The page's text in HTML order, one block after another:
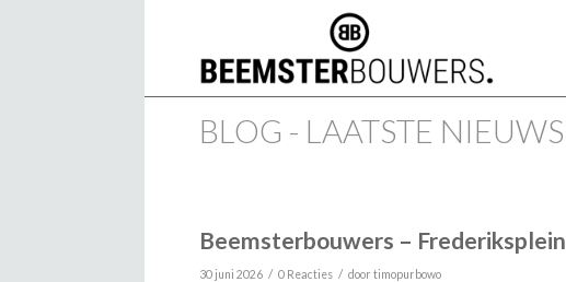
BLOG - LAATSTE NIEUWS
Beemsterbouwers – Frederiksplein
30 juni 2026 / 0 Reacties / door timopurbowo